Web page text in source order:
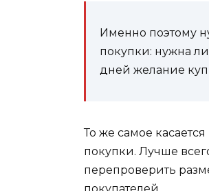
Именно поэтому
покупки: нужна
дней желание
То же самое
покупки. Лучше
перепроверить
покупателей.